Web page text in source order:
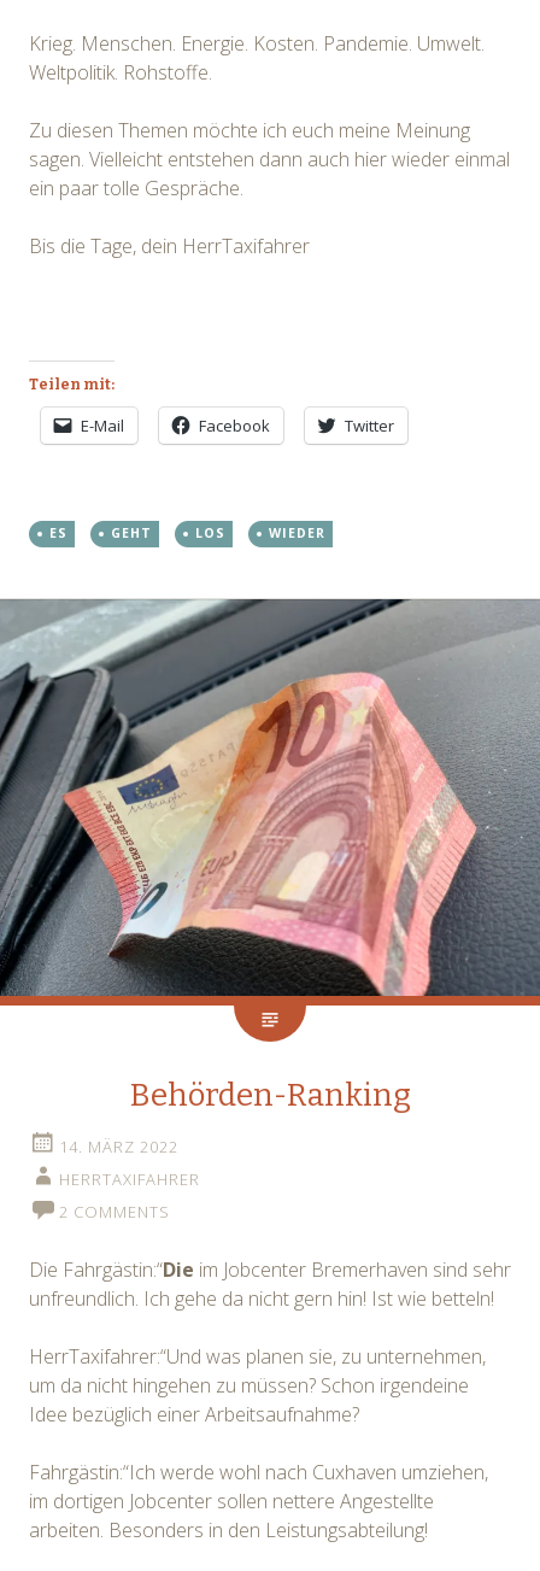
Krieg. Menschen. Energie. Kosten. Pandemie. Umwelt.
Weltpolitik. Rohstoffe.
Zu diesen Themen möchte ich euch meine Meinung
sagen. Vielleicht entstehen dann auch hier wieder einmal
ein paar tolle Gespräche.
Bis die Tage, dein HerrTaxifahrer
Teilen mit:
E-Mail Facebook Twitter
ES GEHT LOS WIEDER
Behörden-Ranking
14. MÄRZ 2022
HERRTAXIFAHRER
2 COMMENTS
Die Fahrgästin:“Die im Jobcenter Bremerhaven sind sehr
unfreundlich. Ich gehe da nicht gern hin! Ist wie betteln!
HerrTaxifahrer:“Und was planen sie, zu unternehmen,
um da nicht hingehen zu müssen? Schon irgendeine
Idee bezüglich einer Arbeitsaufnahme?
Fahrgästin:“Ich werde wohl nach Cuxhaven umziehen,
im dortigen Jobcenter sollen nettere Angestellte
arbeiten. Besonders in den Leistungsabteilung!